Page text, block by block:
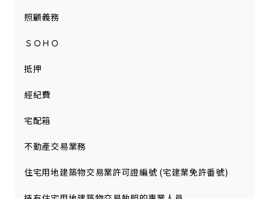
照顧義務
ＳＯＨＯ
抵押
經紀費
宅配箱
不動產交易業務
住宅用地建築物交易業許可證編號 (宅建業免許番號)